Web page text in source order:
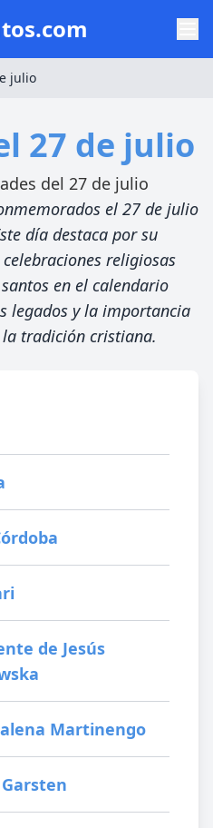
julio
27 de julio
del 27 de julio
el 27 de julio
día destaca por su
religiosas
en el calendario
legados y la importancia
tradición cristiana.
de Jesús
Martinengo